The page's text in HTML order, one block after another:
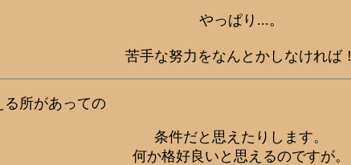
やっぱり...。
苦手な努力をなんとかしなければ！
る所があっての
条件だと思えたりします。
何か格好良いと思えるのですが。